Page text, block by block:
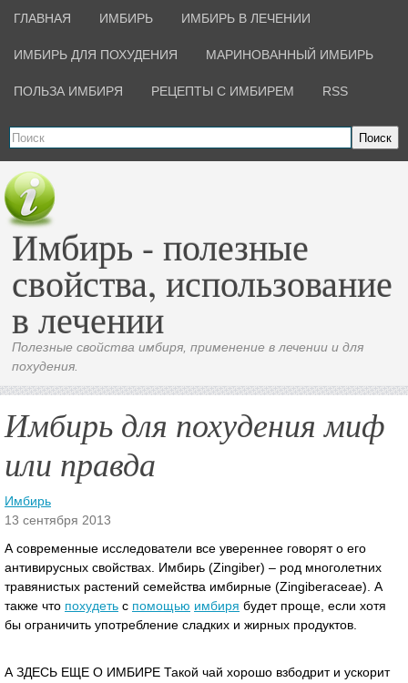
ГЛАВНАЯ ИМБИРЬ ИМБИРЬ В ЛЕЧЕНИИ
ИМБИРЬ ДЛЯ ПОХУДЕНИЯ МАРИНОВАННЫЙ ИМБИРЬ
ПОЛЬЗА ИМБИРЯ РЕЦЕПТЫ С ИМБИРЕМ RSS
Поиск
Имбирь - полезные
свойства, использование
в лечении
Полезные свойства имбиря, применение в лечении и для
похудения.
Имбирь для похудения миф
или правда
Имбирь
13 сентября 2013
А современные исследователи все увереннее говорят о его
антивирусных свойствах. Имбирь (Zingiber) – род многолетних
травянистых растений семейства имбирные (Zingiberaceae). А
также что похудеть с помощью имбиря будет проще, если хотя
бы ограничить употребление сладких и жирных продуктов.
А ЗДЕСЬ ЕЩЕ О ИМБИРЕ Такой чай хорошо взбодрит и ускорит